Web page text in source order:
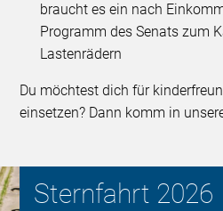
braucht es ein nach
Programm des Senats zum
Lastenrädern
Du möchtest dich für
einsetzen? Dann komm in
Sternfahrt 2026